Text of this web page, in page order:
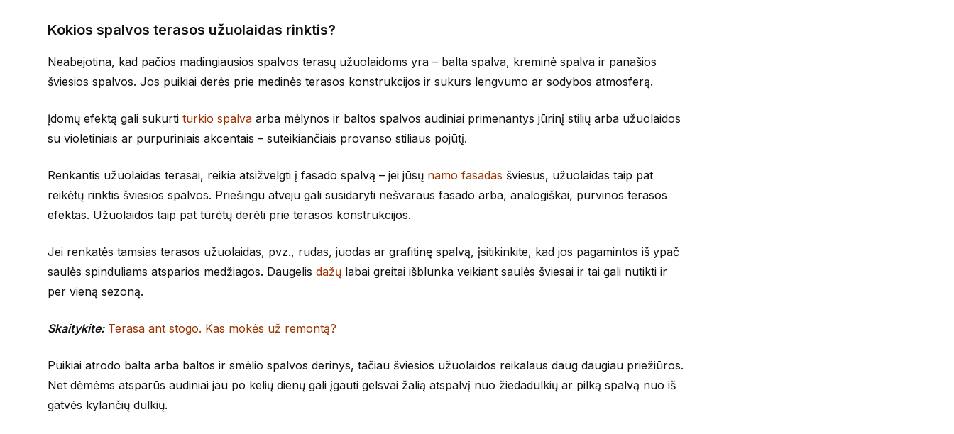
Kokios spalvos terasos užuolaidas rinktis?
Neabejotina, kad pačios madingiausios spalvos terasų užuolaidoms yra – balta spalva, kreminė spalva ir panašios
šviesios spalvos. Jos puikiai derės prie medinės terasos konstrukcijos ir sukurs lengvumo ar sodybos atmosferą.
Įdomų efektą gali sukurti turkio spalva arba mėlynos ir baltos spalvos audiniai primenantys jūrinį stilių arba užuolaidos
su violetiniais ar purpuriniais akcentais – suteikiančiais provanso stiliaus pojūtį.
Renkantis užuolaidas terasai, reikia atsižvelgti į fasado spalvą – jei jūsų namo fasadas šviesus, užuolaidas taip pat
reikėtų rinktis šviesios spalvos. Priešingu atveju gali susidaryti nešvaraus fasado arba, analogiškai, purvinos terasos
efektas. Užuolaidos taip pat turėtų derėti prie terasos konstrukcijos.
Jei renkatės tamsias terasos užuolaidas, pvz., rudas, juodas ar grafitinę spalvą, įsitikinkite, kad jos pagamintos iš ypač
saulės spinduliams atsparios medžiagos. Daugelis dažų labai greitai išblunka veikiant saulės šviesai ir tai gali nutikti ir
per vieną sezoną.
Skaitykite: Terasa ant stogo. Kas mokės už remontą?
Puikiai atrodo balta arba baltos ir smėlio spalvos derinys, tačiau šviesios užuolaidos reikalaus daug daugiau priežiūros.
Net dėmėms atsparūs audiniai jau po kelių dienų gali įgauti gelsvai žalią atspalvį nuo žiedadulkių ar pilką spalvą nuo iš
gatvės kylančių dulkių.